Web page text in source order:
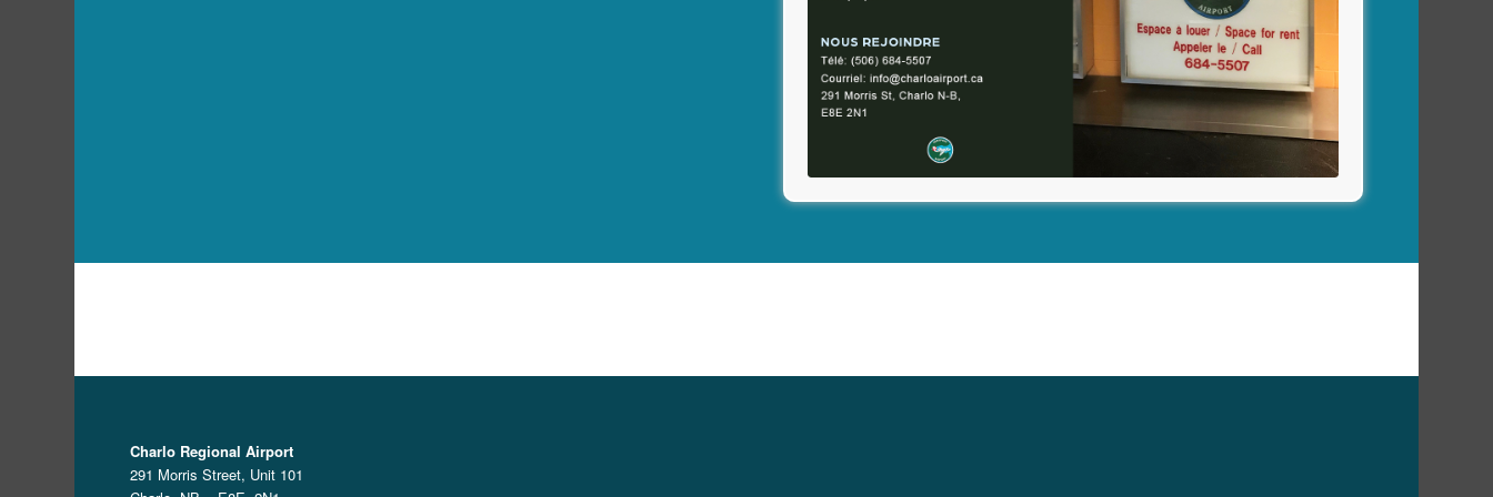
Charlo Regional Airport
291 Morris Street, Unit 101